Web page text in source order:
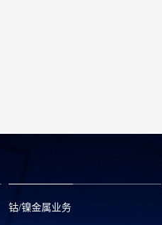
钴/镍金属业务